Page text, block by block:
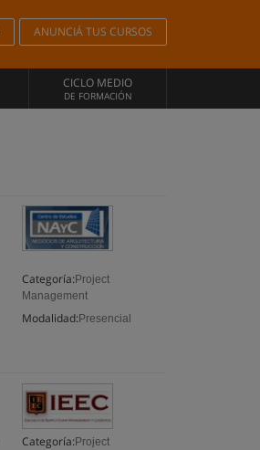
ANUNCIÁ TUS CURSOS
CICLO MEDIO
DE FORMACIÓN
Categoría: Project
Management
Modalidad: Presencial
Categoría: Project